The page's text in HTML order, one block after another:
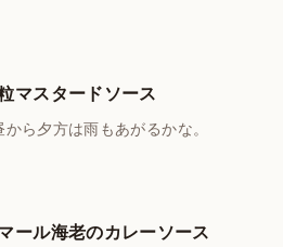
マスタードソース
ら夕方は雨もあがるかな。
ール海老のカレーソース